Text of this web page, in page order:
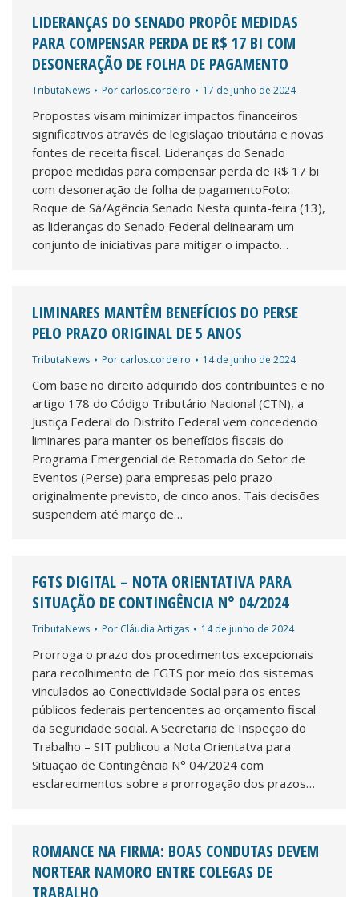
LIDERANÇAS DO SENADO PROPÕE MEDIDAS
PARA COMPENSAR PERDA DE R$ 17 BI COM
DESONERAÇÃO DE FOLHA DE PAGAMENTO
TributaNews Por carlos.cordeiro 17 de junho de 2024
Propostas visam minimizar impactos financeiros
significativos através de legislação tributária e novas
fontes de receita fiscal. Lideranças do Senado
propõe medidas para compensar perda de R$ 17 bi
com desoneração de folha de pagamentoFoto:
Roque de Sá/Agência Senado Nesta quinta-feira (13),
as lideranças do Senado Federal delinearam um
conjunto de iniciativas para mitigar o impacto…
LIMINARES MANTÊM BENEFÍCIOS DO PERSE
PELO PRAZO ORIGINAL DE 5 ANOS
TributaNews Por carlos.cordeiro 14 de junho de 2024
Com base no direito adquirido dos contribuintes e no
artigo 178 do Código Tributário Nacional (CTN), a
Justiça Federal do Distrito Federal vem concedendo
liminares para manter os benefícios fiscais do
Programa Emergencial de Retomada do Setor de
Eventos (Perse) para empresas pelo prazo
originalmente previsto, de cinco anos. Tais decisões
suspendem até março de…
FGTS DIGITAL – NOTA ORIENTATIVA PARA
SITUAÇÃO DE CONTINGÊNCIA N° 04/2024
TributaNews Por Cláudia Artigas 14 de junho de 2024
Prorroga o prazo dos procedimentos excepcionais
para recolhimento de FGTS por meio dos sistemas
vinculados ao Conectividade Social para os entes
públicos federais pertencentes ao orçamento fiscal
da seguridade social. A Secretaria de Inspeção do
Trabalho – SIT publicou a Nota Orientatva para
Situação de Contingência N° 04/2024 com
esclarecimentos sobre a prorrogação dos prazos…
ROMANCE NA FIRMA: BOAS CONDUTAS DEVEM
NORTEAR NAMORO ENTRE COLEGAS DE
TRABALHO